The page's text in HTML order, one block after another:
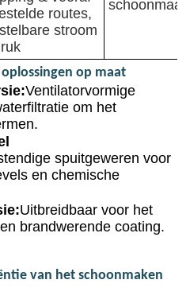
routes,
stroom
op maat
Ventilatorvormige
om het
spuitgeweren voor
en chemische
Uitbreidbaar voor het
brandwerende coating.
van het schoonmaken